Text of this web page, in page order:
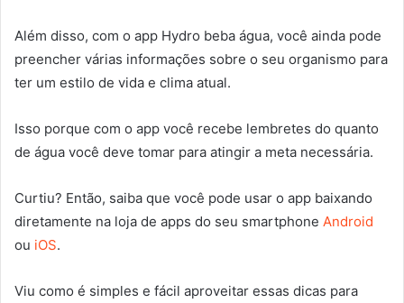
Além disso, com o app Hydro beba água, você ainda pode
preencher várias informações sobre o seu organismo para
ter um estilo de vida e clima atual.
Isso porque com o app você recebe lembretes do quanto
de água você deve tomar para atingir a meta necessária.
Curtiu? Então, saiba que você pode usar o app baixando
diretamente na loja de apps do seu smartphone Android
ou iOS.
Viu como é simples e fácil aproveitar essas dicas para